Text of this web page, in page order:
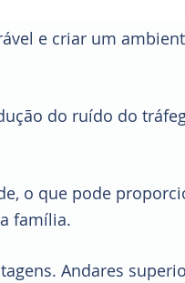
e criar um
do ruído do
o que pode
família.
Andares